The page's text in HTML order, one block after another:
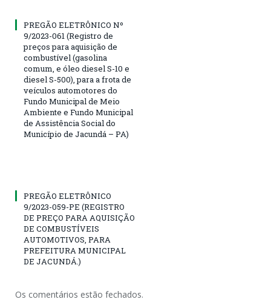
PREGÃO ELETRÔNICO Nº
9/2023-061 (Registro de
preços para aquisição de
combustível (gasolina
comum, e óleo diesel S-10 e
diesel S-500), para a frota de
veículos automotores do
Fundo Municipal de Meio
Ambiente e Fundo Municipal
de Assistência Social do
Município de Jacundá – PA)
PREGÃO ELETRÔNICO
9/2023-059-PE (REGISTRO
DE PREÇO PARA AQUISIÇÃO
DE COMBUSTÍVEIS
AUTOMOTIVOS, PARA
PREFEITURA MUNICIPAL
DE JACUNDÁ.)
Os comentários estão fechados.